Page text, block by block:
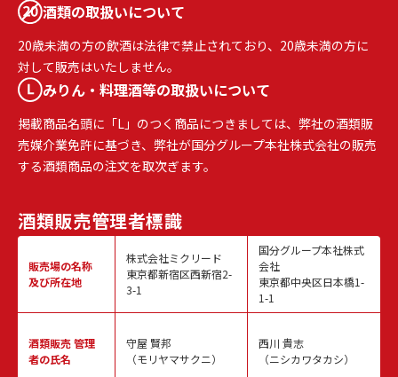
酒類の取扱いについて
20歳未満の方の飲酒は法律で禁止されており、20歳未満の方に
対して販売はいたしません。
みりん・料理酒等の取扱いについて
掲載商品名頭に「L」のつく商品につきましては、弊社の酒類販
売媒介業免許に基づき、弊社が国分グループ本社株式会社の販売
する酒類商品の注文を取次ぎます。
酒類販売管理者標識
販売場の名称
及び所在地
酒類販売管理
者の氏名
株式会社ミクリード
東京都新宿区西新宿2-
3-1
守屋 賢邦
（モリヤマサクニ）
国分グループ本社株式
会社
東京都中央区日本橋1-
1-1
西川 貴志
（ニシカワタカシ）